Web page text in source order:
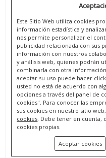
SET DE GUANTES
Este Sitio Web utiliza cookies
información estadística y
nos permite personalizar el
publicidad relacionada con sus
información con nuestros
y análisis web, quienes podrán
combinarla con otra
aceptar su uso puede hacer
usted no está de acuerdo con
opciones a través del panel de
cookies". Para conocer las
sus cookies en nuestro sitio
cookies . Debe tener en
cookies propias.
Aceptar cookies